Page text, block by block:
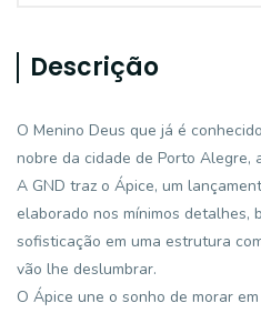
Descrição
O Menino Deus que já é
nobre da cidade de Porto Alegre,
A GND traz o Ápice, um
elaborado nos mínimos detalhes,
sofisticação em uma estrutura
vão lhe deslumbrar.
O Ápice une o sonho de morar